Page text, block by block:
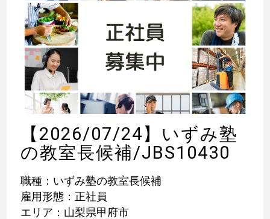
【2026/07/24】いずみ塾
の教室長候補/JBS10430
職種：いずみ塾の教室長候補
雇用形態：正社員
エリア：山梨県甲府市